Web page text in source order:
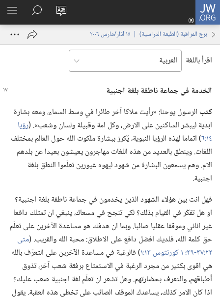
JW.ORG
تغيير
الموقع
تسجيل
الدخول
نافذة
البحث
في
JW.‎ORG
برج المراقبة (‏الطبعة الدراسية)‏ | ‏‎١٥‏ ‏‎آذار/مارس‏ ‎٢٠٠٦
اقرأ باللغة
الخدمة فيجماعة ناطقة بلغة اجنبية
كتب الرسول يوحنا:‏ «رأيت ملاكا آخر طائرا في وسط السماء،‏ ومعه بشارة
ابدية ليبشر الساكنين على الارض،‏ وكل امة وقبيلة ولسان وشعب».‏ (‏رؤيا
١٤:‏٦ ‏)‏ اتماما لهذه الرؤيا النبوية،‏ يُكرز ببشارة ملكوت الله حول العالم بمختلف
اللغات.‏ وينطق بالعديد من هذه اللغات مهاجرون يعيشون بعيدا عن بلدهم
الام.‏ وهم يسمعون البشارة من شهود ليهوه غيورين تعلّموا النطق بلغة
اجنبية.‏
فهل انت بين هؤلاء الشهود الذين يخدمون في جماعة ناطقة بلغة اجنبية؟‏
او هل تفكّر في القيام بذلك؟‏ لكي تنجح في مسعاك،‏ ينبغي ان تمتلك دافعا
غير اناني وموقفا عقليا صائبا.‏ وبما ان هدفك هو مساعدة الآخرين على تعلّم
حق كلمة الله،‏ فلديك افضل دافع على الاطلاق:‏ محبة الله والقريب.‏ (‏متى
٢٢:‏٣٧-‏٣٩؛‏
‏)‏ فالرغبة في مساعدة الآخرين على التعرّف بالله
هي اقوى بكثير من مجرد الرغبة في الاستمتاع برفقة شعب آخر،‏ تذوق
أطباقهم،‏ والتعرف بحضارتهم.‏ وهل تشعر ان تعلّم لغة اجنبية صعب عليك؟‏
اذا كان الامر كذلك،‏ يساعدك الموقف الصائب على تخطي هذه العقبة.‏ يقول